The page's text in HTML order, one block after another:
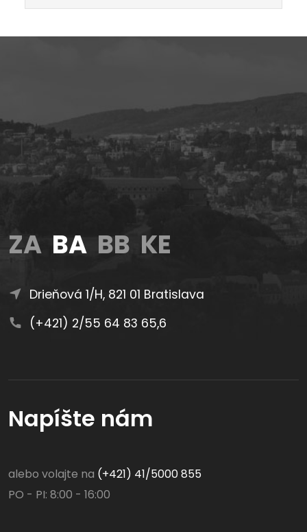
ZA BA BB KE
Drieňová 1/H, 821 01 Bratislava
(+421) 2/55 64 83 65,6
Napíšte nám
alebo volajte na (+421) 41/5000 855
PO - PI: 8:00 - 16:00